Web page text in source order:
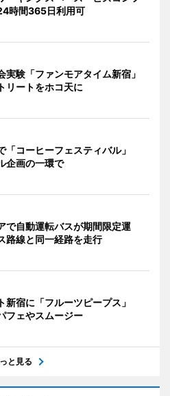
時間365日利用可
実験「ファンモアタイム新宿」
リートをホコ天に
「コーヒーフェスティバル」
企画の一環で
で自動運転バスが期間限定運
線と同一経路を走行
新宿に「フルーツピープス」
フェやスムージー
と見る